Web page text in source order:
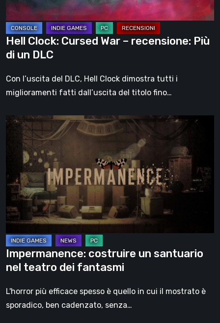
di
un
DLC
Hell Clock: Cursed War – recensione: Più
di un DLC
Con l’uscita del DLC, Hell Clock dimostra tutti i
miglioramenti fatti dall’uscita del titolo fino…
Impermanence:
costruire
santuario
nel
teatro
dei
fantasmi
Impermanence: costruire un santuario
nel teatro dei fantasmi
L'horror più efficace spesso è quello in cui il mostrato è
sporadico, ben cadenzato, senza…